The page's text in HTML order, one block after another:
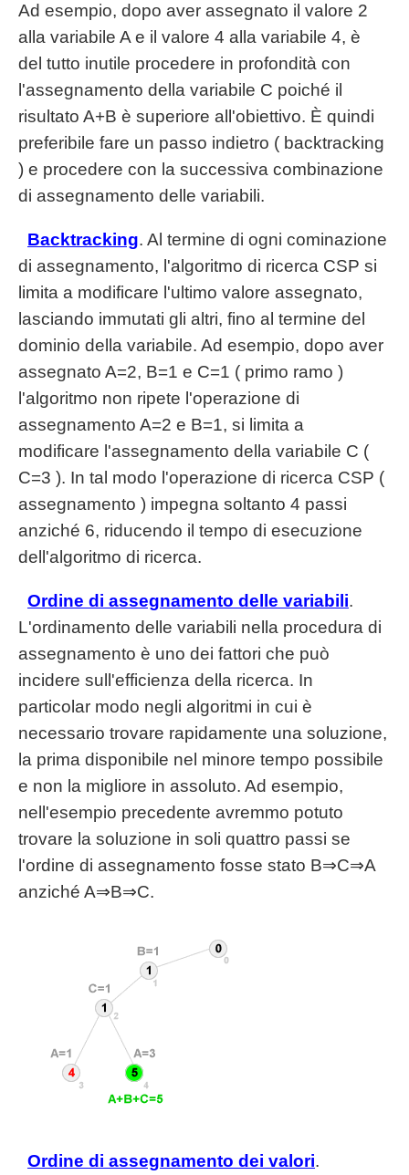
Ad esempio, dopo aver assegnato il valore 2
alla variabile A e il valore 4 alla variabile 4, è
del tutto inutile procedere in profondità con
l'assegnamento della variabile C poiché il
risultato A+B è superiore all'obiettivo. È quindi
preferibile fare un passo indietro ( backtracking
) e procedere con la successiva combinazione
di assegnamento delle variabili.
Backtracking. Al termine di ogni cominazione
di assegnamento, l'algoritmo di ricerca CSP si
limita a modificare l'ultimo valore assegnato,
lasciando immutati gli altri, fino al termine del
dominio della variabile. Ad esempio, dopo aver
assegnato A=2, B=1 e C=1 ( primo ramo )
l'algoritmo non ripete l'operazione di
assegnamento A=2 e B=1, si limita a
modificare l'assegnamento della variabile C (
C=3 ). In tal modo l'operazione di ricerca CSP (
assegnamento ) impegna soltanto 4 passi
anziché 6, riducendo il tempo di esecuzione
dell'algoritmo di ricerca.
Ordine di assegnamento delle variabili.
L'ordinamento delle variabili nella procedura di
assegnamento è uno dei fattori che può
incidere sull'efficienza della ricerca. In
particolar modo negli algoritmi in cui è
necessario trovare rapidamente una soluzione,
la prima disponibile nel minore tempo possibile
e non la migliore in assoluto. Ad esempio,
nell'esempio precedente avremmo potuto
trovare la soluzione in soli quattro passi se
l'ordine di assegnamento fosse stato B⇒C⇒A
anziché A⇒B⇒C.
Ordine di assegnamento dei valori.